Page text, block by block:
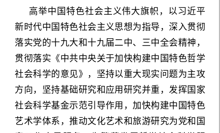
高举中国特色社会主义伟大旗帜，以习近平
新时代中国特色社会主义思想为指导，深入贯彻
落实党的十九大和十九届二中、三中全会精神，
贯彻落实《中共中央关于加快构建中国特色哲学
社会科学的意见》，坚持以重大现实问题为主攻
方向，坚持基础研究和应用研究并重，发挥国家
社会科学基金示范引导作用，加快构建中国特色
艺术学体系，推动文化艺术和旅游研究为党和国